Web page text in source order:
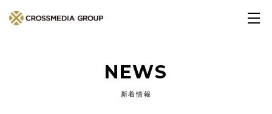
NEWS
新着情報